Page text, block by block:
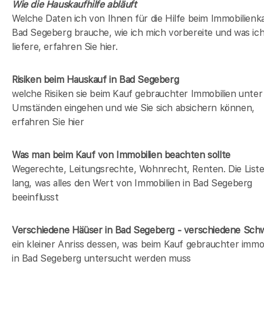
Wie die Hauskaufhilfe abläuft
Welche Daten ich von Ihnen für die Hilfe beim
Bad Segeberg brauche, wie ich mich vorbereite und was
liefere, erfahren Sie hier.
Risiken beim Hauskaufin Bad Segeberg
welche Risiken sie beim Kauf gebrauchter Immobilien unter
Umständen eingehen und wie Sie sich absichern können,
erfahren Sie hier
Was man beim Kauf von Immobilien beachten sollte
Wegerechte, Leitungsrechte, Wohnrecht, Renten. Die
lang, was alles den Wert von Immobilien in Bad Segeberg
beeinflusst
Verschiedene Häüser in Bad Segeberg - verschiedene
ein kleiner Anriss dessen, was beim Kauf gebrauchter
in Bad Segeberg untersucht werden muss